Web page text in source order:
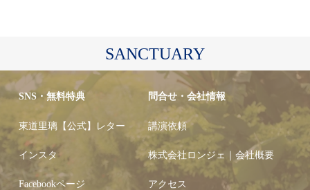
SANCTUARY
SNS・無料特典
東道里璃【公式】レター
インスタ
Facebookページ
問合せ・会社情報
講演依頼
株式会社ロンジェ｜会社概要
アクセス